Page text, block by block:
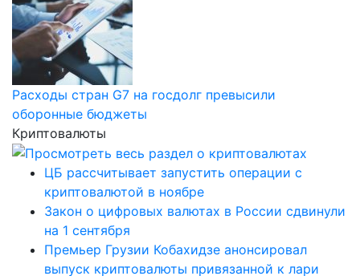
Расходы стран G7 на госдолг превысили
оборонные бюджеты
Криптовалюты
ЦБ рассчитывает запустить операции с
криптовалютой в ноябре
Закон о цифровых валютах в России сдвинули
на 1 сентября
Премьер Грузии Кобахидзе анонсировал
выпуск криптовалюты привязанной к лари